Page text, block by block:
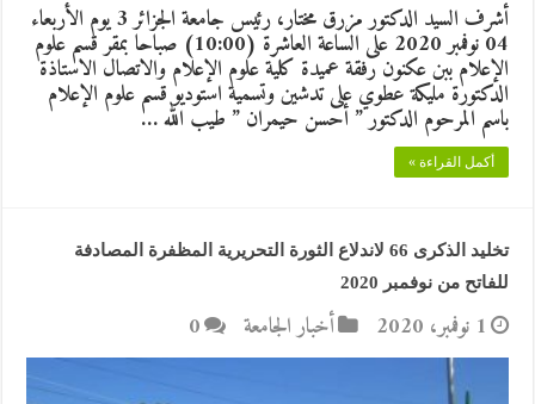
أشرف السيد الدكتور مزرق مختار، رئيس جامعة الجزائر 3 يوم الأربعاء
04 نوفمبر 2020 على الساعة العاشرة (10:00) صباحا بمقر قسم علوم
الإعلام ببن عكنون رفقة عميدة كلية علوم الإعلام والاتصال الاستاذة
الدكتورة مليكة عطوي على تدشين وتسمية استوديو قسم علوم الإعلام
باسم المرحوم الدكتور ” أحسن حيمران ” طيب الله …
أكمل القراءة »
تخليد الذكرى 66 لاندلاع الثورة التحريرية المظفرة المصادفة
للفاتح من نوفمبر 2020
1 نوفمبر، 2020 أخبار الجامعة 0